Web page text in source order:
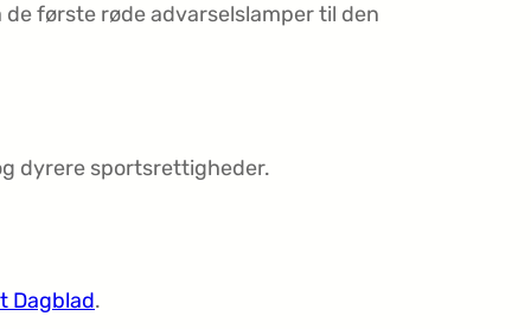
første røde advarselslamper til den
dyrere sportsrettigheder.
Dagblad.